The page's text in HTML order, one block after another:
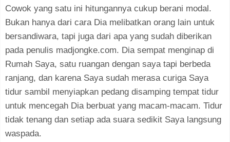
Cowok yang satu ini hitungannya cukup berani modal.
Bukan hanya dari cara Dia melibatkan orang lain untuk
bersandiwara, tapi juga dari apa yang sudah diberikan
pada penulis madjongke.com. Dia sempat menginap di
Rumah Saya, satu ruangan dengan saya tapi berbeda
ranjang, dan karena Saya sudah merasa curiga Saya
tidur sambil menyiapkan pedang disamping tempat tidur
untuk mencegah Dia berbuat yang macam-macam. Tidur
tidak tenang dan setiap ada suara sedikit Saya langsung
waspada.